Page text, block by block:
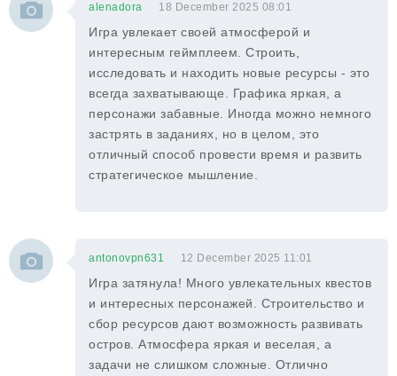
alenadora 18 December 2025 08:01
Игра увлекает своей атмосферой и
интересным геймплеем. Строить,
исследовать и находить новые ресурсы - это
всегда захватывающе. Графика яркая, а
персонажи забавные. Иногда можно немного
застрять в заданиях, но в целом, это
отличный способ провести время и развить
стратегическое мышление.
antonovpn631 12 December 2025 11:01
Игра затянула! Много увлекательных квестов
и интересных персонажей. Строительство и
сбор ресурсов дают возможность развивать
остров. Атмосфера яркая и веселая, а
задачи не слишком сложные. Отлично